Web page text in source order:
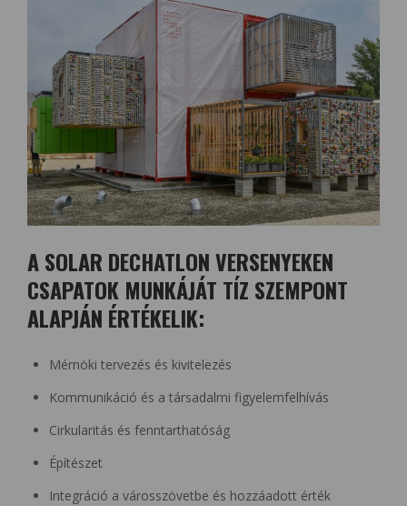
A SOLAR DECHATLON VERSENYEKEN
CSAPATOK MUNKÁJÁT TÍZ SZEMPONT
ALAPJÁN ÉRTÉKELIK:
Mérnöki tervezés és kivitelezés
Kommunikáció és a társadalmi figyelemfelhívás
Cirkularitás és fenntarthatóság
Építészet
Integráció a városszövetbe és hozzáadott érték